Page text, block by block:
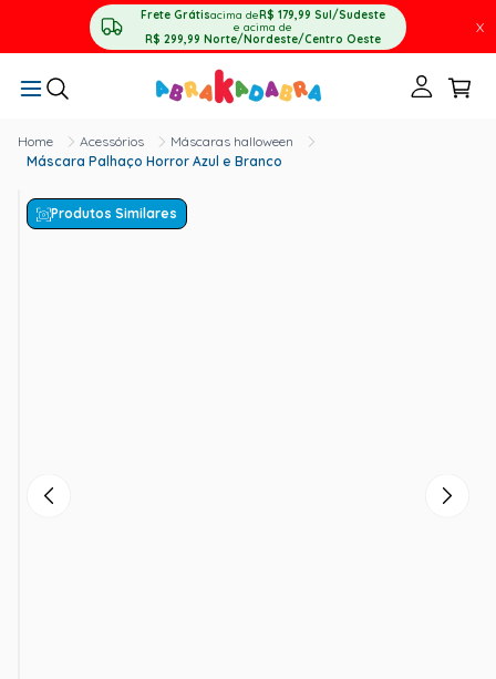
Frete Grátisacima deR$ 179,99 Sul/Sudeste
e acima de
R$ 299,99 Norte/Nordeste/Centro Oeste
X
Acessórios
Máscaras halloween
Máscara Palhaço Horror Azul e Branco
Produtos Similares